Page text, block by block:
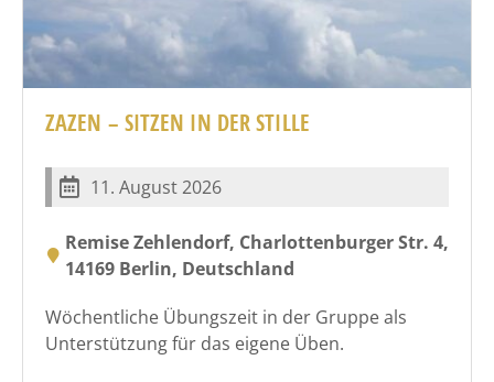
ZAZEN – SITZEN IN DER STILLE
11. August 2026
Remise Zehlendorf, Charlottenburger Str. 4,
14169 Berlin, Deutschland
Wöchentliche Übungszeit in der Gruppe als
Unterstützung für das eigene Üben.